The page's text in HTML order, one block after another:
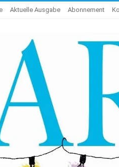
Aktuelle Ausgabe Abonnement